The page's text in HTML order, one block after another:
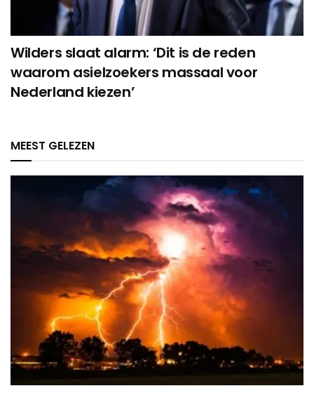
Wilders slaat alarm: ‘Dit is de reden
waarom asielzoekers massaal voor
Nederland kiezen’
MEEST GELEZEN